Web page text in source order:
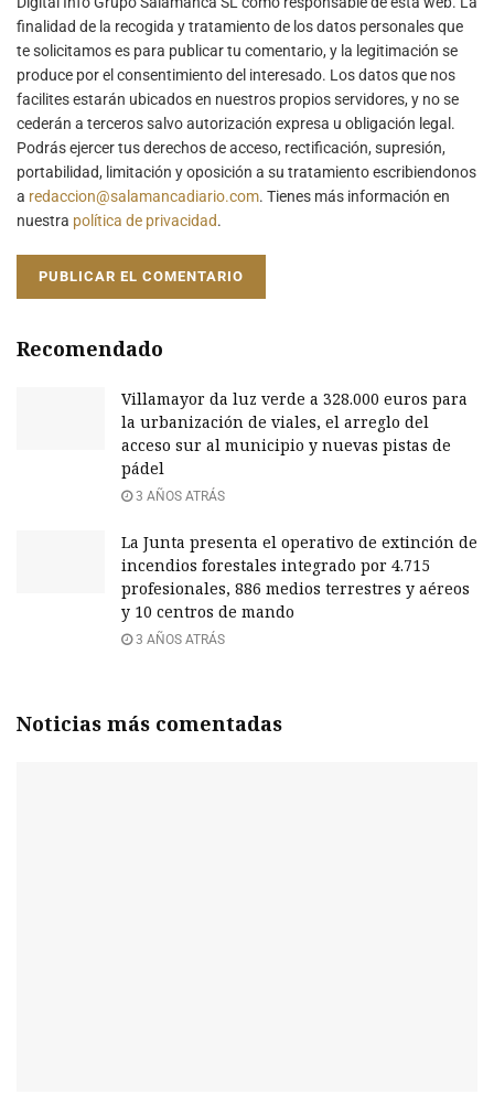
finalidad de la recogida y tratamiento de los datos personales que
te solicitamos es para publicar tu comentario, y la legitimación se
produce por el consentimiento del interesado. Los datos que nos
facilites estarán ubicados en nuestros propios servidores, y no se
cederán a terceros salvo autorización expresa u obligación legal.
Podrás ejercer tus derechos de acceso, rectificación, supresión,
portabilidad, limitación y oposición a su tratamiento escribiendonos
a redaccion@salamancadiario.com. Tienes más información en
nuestra política de privacidad.
Recomendado
Villamayor da luz verde a 328.000 euros para
la urbanización de viales, el arreglo del
acceso sur al municipio y nuevas pistas de
pádel
3 AÑOS ATRÁS
La Junta presenta el operativo de extinción de
incendios forestales integrado por 4.715
profesionales, 886 medios terrestres y aéreos
y 10 centros de mando
3 AÑOS ATRÁS
Noticias más comentadas